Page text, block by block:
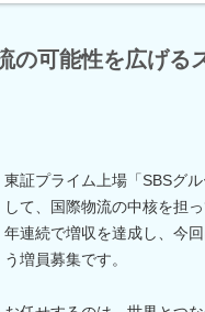
可能性を広げる
東証プライム上場「SBSグ
して、国際物流の中核を担
年連続で増収を達成し、今
う増員募集です。